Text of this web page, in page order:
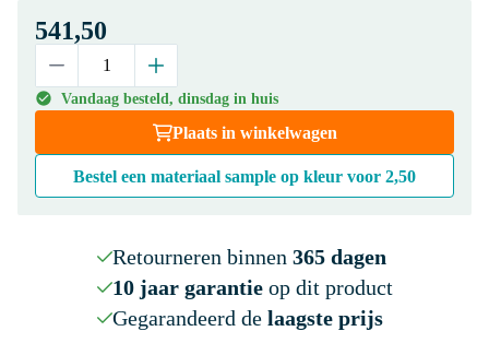
541,50
Vandaag besteld, dinsdag in huis
Plaats in winkelwagen
Bestel een materiaal sample op kleur voor 2,50
Retourneren binnen 365 dagen
10 jaar garantieop dit product
Gegarandeerd de laagste prijs